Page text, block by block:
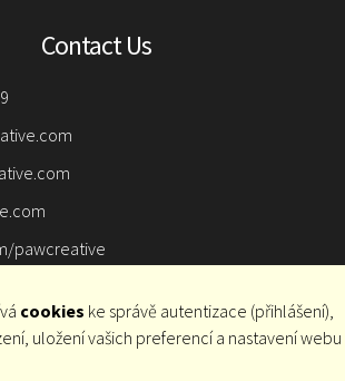
Contact Us
pawcreative
cookies ke správě autentizace (přihlášení),
uložení vašich preferencí a nastavení webu